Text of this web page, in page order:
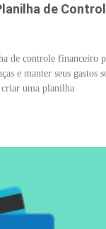
de
de controle financeiro
e manter seus gastos
uma planilha